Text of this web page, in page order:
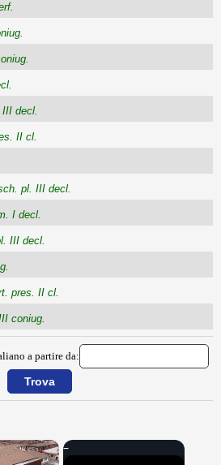
decl.
II cl.
pl. III decl.
I decl.
III decl.
pres. II cl.
coniug.
a partire da:
×